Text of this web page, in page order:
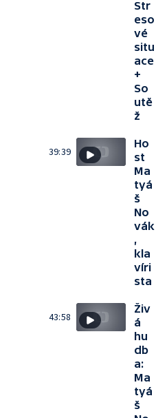
Str
eso
vé
situ
ace
+
So
utě
ž
39:39
Ho
st
Ma
tyá
š
No
vák
,
kla
víri
sta
43:58
Živ
á
hu
db
a:
Ma
tyá
š